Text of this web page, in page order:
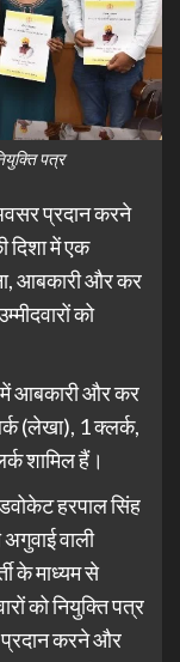
पत्र
प्रदान करने
दिशा में एक
आबकारी और कर
को
में आबकारी और कर
(लेखा), 1 क्लर्क,
शामिल हैं।
हरपाल सिंह
वाली
के माध्यम से
को नियुक्ति पत्र
प्रदान करने और